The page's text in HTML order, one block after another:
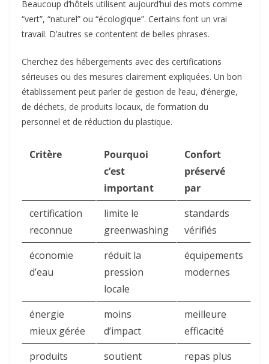
Beaucoup d’hôtels utilisent aujourd’hui des mots comme
“vert”, “naturel” ou “écologique”. Certains font un vrai
travail. D’autres se contentent de belles phrases.
Cherchez des hébergements avec des certifications
sérieuses ou des mesures clairement expliquées. Un bon
établissement peut parler de gestion de l’eau, d’énergie,
de déchets, de produits locaux, de formation du
personnel et de réduction du plastique.
Critère
Pourquoi
c’est
important
Confort
préservé
par
certification
reconnue
limite le
greenwashing
standards
vérifiés
économie
d’eau
réduit la
pression
locale
équipements
modernes
énergie
mieux gérée
moins
d’impact
meilleure
efficacité
produits
soutient
repas plus